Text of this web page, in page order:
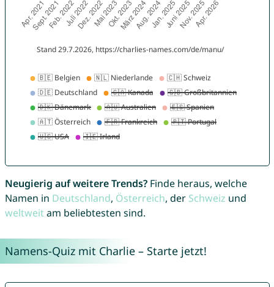
Neugierig auf weitere Trends?Finde heraus, welche
Namen in Deutschland, Österreich, der Schweiz und
weltweitam beliebtesten sind.
Namens-Quiz mit Charlie – Starte jetzt!